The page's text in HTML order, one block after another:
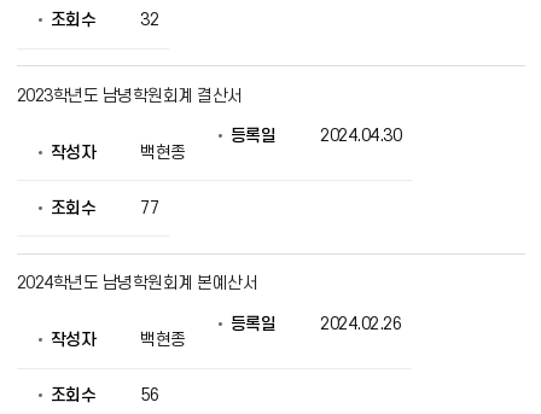
조회수 32
2023학년도 남녕학원회계 결산서
작성자 백현종
등록일 2024.04.30
조회수 77
2024학년도 남녕학원회계 본예산서
작성자 백현종
등록일 2024.02.26
조회수 56